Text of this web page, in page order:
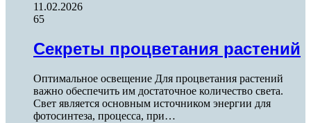
11.02.2026
65
Секреты процветания растений
Оптимальное освещение Для процветания растений
важно обеспечить им достаточное количество света.
Свет является основным источником энергии для
фотосинтеза, процесса, при…